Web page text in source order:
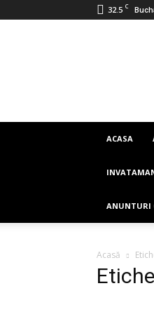
32.5 C
ACASA
ANUNTURI
Acasă